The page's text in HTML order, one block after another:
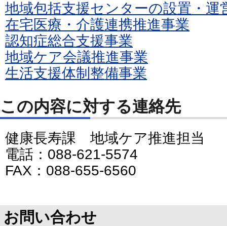
地域包括支援センターの設置・運
在宅医療・介護連携推進事業
認知症総合支援事業
地域ケア会議推進事業
生活支援体制整備事業
この内容に対する連絡先
健康長寿課 地域ケア推進担当
電話：088-621-5574
FAX：088-655-6560
お問い合わせ